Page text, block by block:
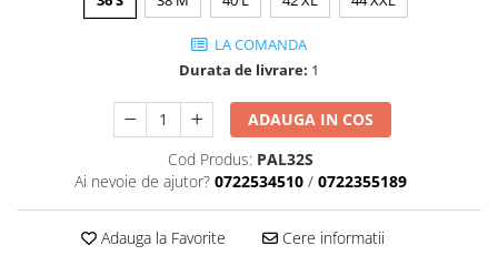
LA COMANDA
Durata de livrare: 1
ADAUGA IN COS
Cod Produs: PAL32S
Ai nevoie de ajutor? 0722534510 / 0722355189
Adauga la Favorite Cere informatii